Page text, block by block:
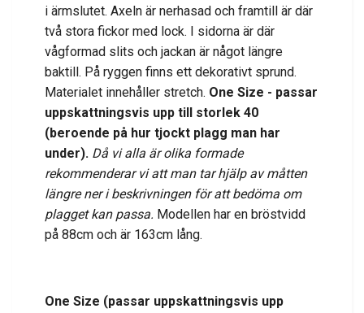
i ärmslutet. Axeln är nerhasad och framtill är där
två stora fickor med lock. I sidorna är där
vågformad slits och jackan är något längre
baktill. På ryggen finns ett dekorativt sprund.
Materialet innehåller stretch. One Size - passar
uppskattningsvis upp till storlek 40
(beroende på hur tjockt plagg man har
under). Då vi alla är olika formade
rekommenderar vi att man tar hjälp av måtten
längre ner i beskrivningen för att bedöma om
plagget kan passa. Modellen har en bröstvidd
på 88cm och är 163cm lång.
One Size (passar uppskattningsvis upp